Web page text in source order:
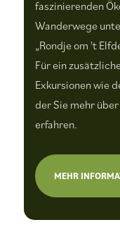
faszinierenden
Wanderwege
„Rondje om 't
Für ein
Exkursionen wie
der Sie mehr
erfahren.
MEHR